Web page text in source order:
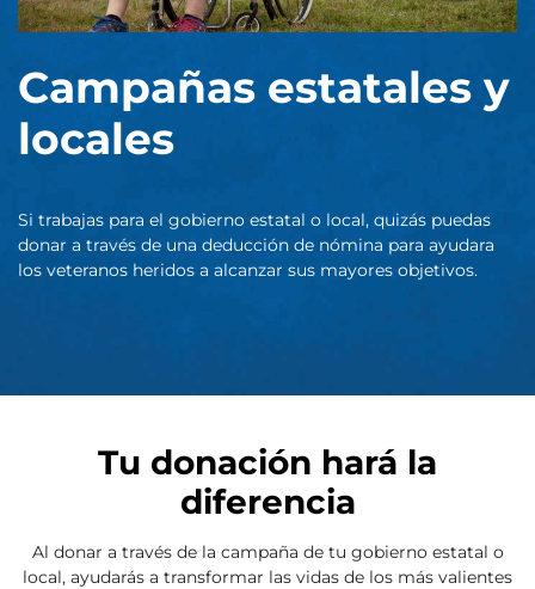
Campañas estatales y
locales
Si trabajas para el gobierno estatal o local, quizás puedas
donar a través de una deducción de nómina para ayudara
los veteranos heridos a alcanzar sus mayores objetivos.
Tu donación hará la
diferencia
Al donar a través de la campaña de tu gobierno estatal o
local, ayudarás a transformar las vidas de los más valientes